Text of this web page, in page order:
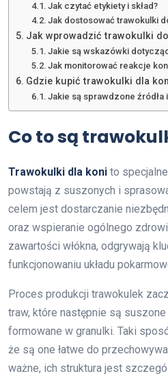
Jak czytać etykiety i skład?
Jak dostosować trawokulki
Jak wprowadzić trawokulki
Jakie są wskazówki
Jak monitorować reakcje
Gdzie kupić trawokulki dla
Jakie są sprawdzone źródła
Co to są
Trawokulki dla koni to
powstają z suszonych i
celem jest dostarczanie
oraz wspieranie ogólnego
zawartości włókna, odgrywają
funkcjonowaniu układu
Proces produkcji trawokulek
traw, które następnie są
formowane w granulki. Taki
że są one łatwe do
ważne, ich struktura jest